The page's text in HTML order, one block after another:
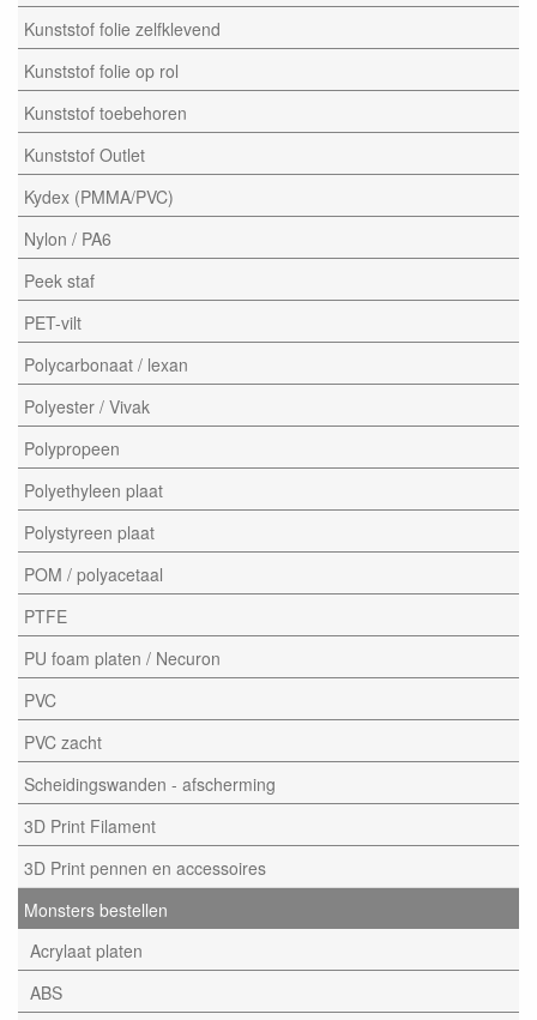
Kunststof folie zelfklevend
Kunststof folie op rol
Kunststof toebehoren
Kunststof Outlet
Kydex (PMMA/PVC)
Nylon / PA6
Peek staf
PET-vilt
Polycarbonaat / lexan
Polyester / Vivak
Polypropeen
Polyethyleen plaat
Polystyreen plaat
POM / polyacetaal
PTFE
PU foam platen / Necuron
PVC
PVC zacht
Scheidingswanden - afscherming
3D Print Filament
3D Print pennen en accessoires
Monsters bestellen
Acrylaat platen
ABS